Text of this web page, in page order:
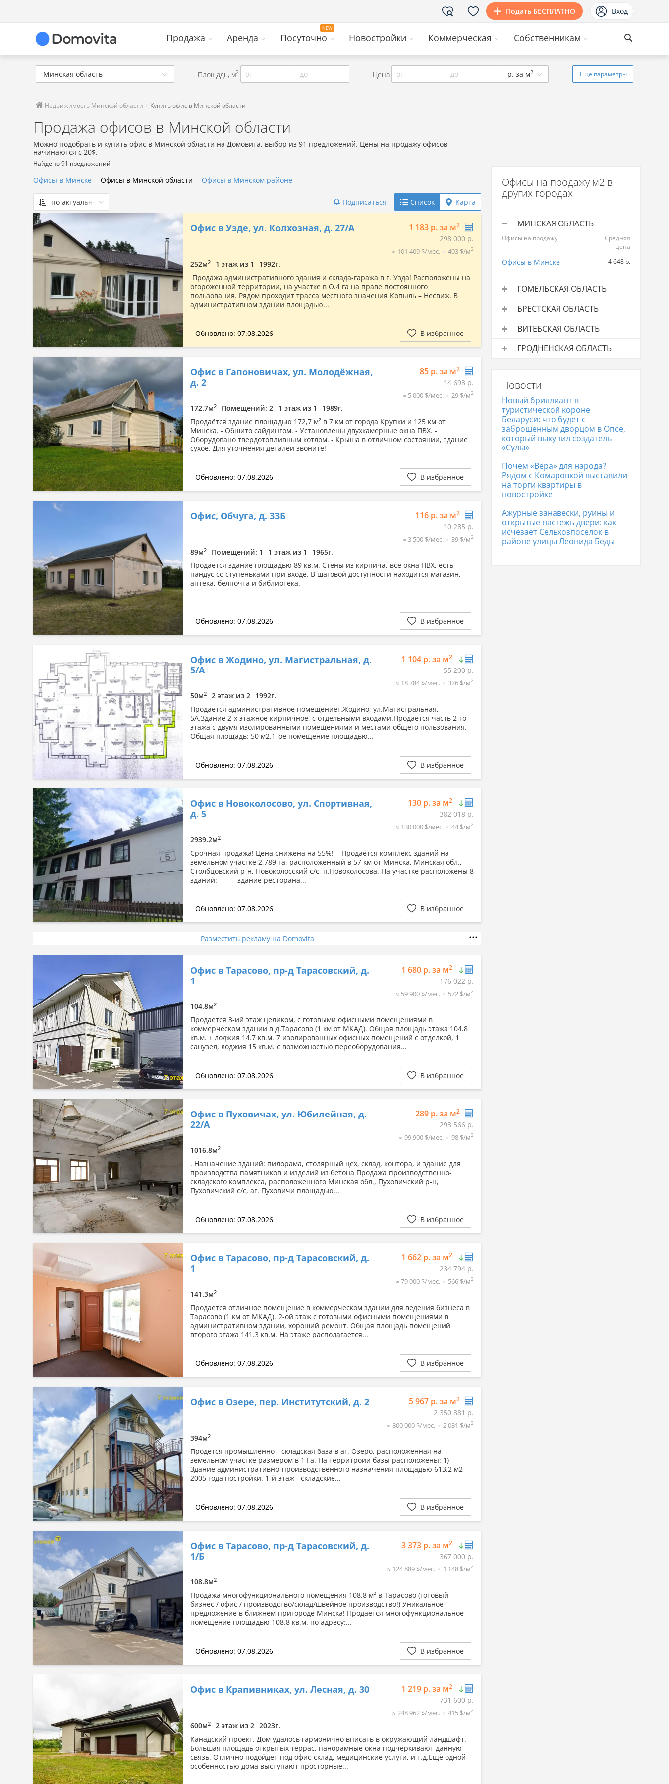
Подать БЕСПЛАТНО Вход
Продажа Аренда Посуточно Новостройки Коммерческая Собственникам
Минская область Площадь, м2 от до Цена от до р. за м2 Еще параметры
Недвижимость Минской области Купить офис в Минской области
Продажа офисов в Минской области
Можно подобрать и купить офис в Минской области на Домовита, выбор из 91 предложений. Цены на продажу офисов
начинаются с 20$.
Найдено 91 предложений
Офисы в Минске Офисы в Минской области Офисы в Минском районе
по актуальности
По актуальности
Сначала дешевые
Сначала дорогие
По площади: большая → малая
По площади: малая → большая
Подписаться Список Карта
Офис в Узде, ул. Колхозная, д. 27/А 1 183 р. за м2
298 000 р.
≈ 101 409 $/мес. 403 $/м2
252м2 1 этаж из 1
1992г.
Продажа административного здания и склада-гаража в г. Узда! Расположены на
огороженной территории, на участке в О.4 га на праве постоянного
пользования. Рядом проходит трасса местного значения Копыль – Несвиж. В
административном здании площадью...
Обновлено: 07.08.2026 В избранное
Офис в Гапоновичах, ул. Молодёжная,
д. 2
85 р. за м2
14 693 р.
≈ 5 000 $/мес. 29 $/м2
172.7м2 Помещений: 2 1 этаж из 1
1989г.
Продаётся здание площадью 172,7 м² в 7 км от города Крупки и 125 км от
Минска. - Обшито сайдингом. - Установлены двухкамерные окна ПВХ. -
Оборудовано твердотопливным котлом. - Крыша в отличном состоянии, здание
сухое. Для уточнения деталей звоните!
Обновлено: 07.08.2026 В избранное
Офис, Обчуга, д. 33Б 116 р. за м2
10 285 р.
≈ 3 500 $/мес. 39 $/м2
89м2 Помещений: 1 1 этаж из 1
1965г.
Продается здание площадью 89 кв.м. Стены из кирпича, все окна ПВХ, есть
пандус со ступеньками при входе. В шаговой доступности находится магазин,
аптека, белпочта и библиотека.
Обновлено: 07.08.2026 В избранное
Офис в Жодино, ул. Магистральная, д.
5/А
1 104 р. за м2
55 200 р.
≈ 18 784 $/мес. 376 $/м2
50м2 2 этаж из 2 1992г.
Продается административное помещениег.Жодино, ул.Магистральная,
5А.Здание 2-х этажное кирпичное, с отдельными входами.Продается часть 2-го
этажа с двумя изолированными помещениями и местами общего пользования.
Общая площадь: 50 м2.1-ое помещение площадью...
Обновлено: 07.08.2026 В избранное
Офис в Новоколосово, ул. Спортивная,
д. 5
130 р. за м2
382 018 р.
≈ 130 000 $/мес. 44 $/м2
2939.2м2
Срочная продажа! Цена снижена на 55%! Продаётся комплекс зданий на
земельном участке 2,789 га, расположенный в 57 км от Минска, Минская обл.,
Столбцовский р-н, Новоколосский с/с, п.Новоколосова. На участке расположены 8
зданий: - здание ресторана...
Обновлено: 07.08.2026 В избранное
Разместить рекламу на Domovita
Офис в Тарасово, пр-д Тарасовский, д.
1
1 680 р. за м2
176 022 р.
≈ 59 900 $/мес. 572 $/м2
104.8м2
Продается 3-ий этаж целиком, с готовыми офисными помещениями в
коммерческом здании в д.Тарасово (1 км от МКАД). Общая площадь этажа 104.8
кв.м. + лоджия 14.7 кв.м. 7 изолированных офисных помещений с отделкой, 1
санузел, лоджия 15 кв.м. с возможностью переоборудования...
Обновлено: 07.08.2026 В избранное
Офис в Пуховичах, ул. Юбилейная, д.
22/А
289 р. за м2
293 566 р.
≈ 99 900 $/мес. 98 $/м2
1016.8м2
. Назначение зданий: пилорама, столярный цех, склад, контора, и здание для
производства памятников и изделий из бетона Продажа производственно-
складского комплекса, расположенного Минская обл., Пуховичский р-н,
Пуховичский с/с, аг. Пуховичи площадью...
Обновлено: 07.08.2026 В избранное
Офис в Тарасово, пр-д Тарасовский, д.
1
1 662 р. за м2
234 794 р.
≈ 79 900 $/мес. 566 $/м2
141.3м2
Продается отличное помещение в коммерческом здании для ведения бизнеса в
Тарасово (1 км от МКАД). 2-ой этаж с готовыми офисными помещениями в
административном здании, хороший ремонт. Общая площадь помещений
второго этажа 141.3 кв.м. На этаже располагается...
Обновлено: 07.08.2026 В избранное
Офис в Озере, пер. Институтский, д. 2 5 967 р. за м2
2 350 881 р.
≈ 800 000 $/мес. 2 031 $/м2
394м2
Продется промышленно - складская база в аг. Озеро, расположенная на
земельном участке размером в 1 Га. На территроии базы расположены: 1)
Здание административно-производственного назначения площадью 613.2 м2
2005 года постройки. 1-й этаж - складские...
Обновлено: 07.08.2026 В избранное
Офис в Тарасово, пр-д Тарасовский, д.
1/Б
3 373 р. за м2
367 000 р.
≈ 124 889 $/мес. 1 148 $/м2
108.8м2
Продажа многофункционального помещения 108.8 м² в Тарасово (готовый
бизнес / офис / производство/склад/швейное производство!) Уникальное
предложение в ближнем пригороде Минска! Продается многофункциональное
помещение площадью 108.8 кв.м. по адресу:...
Обновлено: 07.08.2026 В избранное
Офис в Крапивниках, ул. Лесная, д. 30 1 219 р. за м2
731 600 р.
≈ 248 962 $/мес. 415 $/м2
600м2 2 этаж из 2 2023г.
Канадский проект. Дом удалось гармонично вписать в окружающий ландшафт.
Большая площадь открытых террас, панорамные окна подчеркивают данную
связь. Отлично подойдет под офис-склад, медицинские услуги, и т.д.Ещё одной
особенностью дома выступают просторные...
Офисы на продажу м2 в
других городах
МИНСКАЯ ОБЛАСТЬ
Офисы на продажу
Средняя
цена
Офисы в Минске 4 648 р.
ГОМЕЛЬСКАЯ ОБЛАСТЬ
Офисы в Гомеле
БРЕСТСКАЯ ОБЛАСТЬ
Офисы в Бресте 3 341 р.
ВИТЕБСКАЯ ОБЛАСТЬ
ГРОДНЕНСКАЯ ОБЛАСТЬ
Офисы в Гродно
Новости
Новый бриллиант в
туристической короне
Беларуси: что будет с
заброшенным дворцом в Опсе,
который выкупил создатель
«Сулы»
Почем «Вера» для народа?
Рядом с Комаровкой выставили
на торги квартиры в
новостройке
Ажурные занавески, руины и
открытые настежь двери: как
исчезает Сельхозпоселок в
районе улицы Леонида Беды